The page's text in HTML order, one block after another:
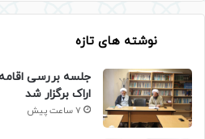
نوشته های تازه
جلسه بررسی
اراک برگزار شد
7 ساعت پیش